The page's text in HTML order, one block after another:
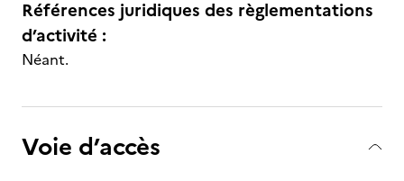
Références juridiques des règlementations
d’activité :
Néant.
Voie d’accès